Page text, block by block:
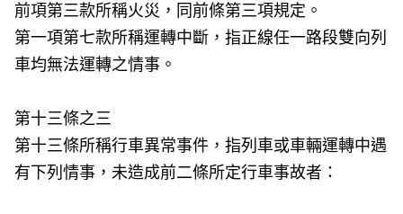
前項第三款所稱火災，同前條第三項規定。
第一項第七款所稱運轉中斷，指正線任一路段雙向列
車均無法運轉之情事。
第十三條之三
第十三條所稱行車異常事件，指列車或車輛運轉中遇
有下列情事，未造成前二條所定行車事故者：